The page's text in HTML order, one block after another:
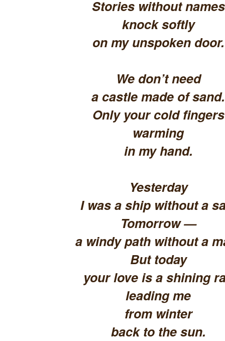
Stories without names
knock softly
on my unspoken door.
We don’t need
a castle made of sand.
Only your cold fingers
warming
in my hand.
Yesterday
I was a ship without a
Tomorrow —
a windy path without a
But today
your love is a shining
leading me
from winter
back to the sun.